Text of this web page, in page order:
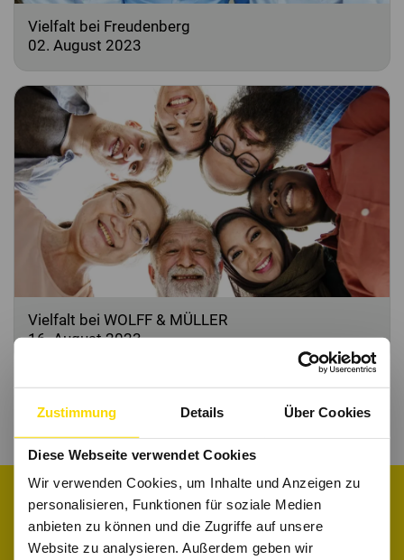
Zustimmung Details Über Cookies
Diese Webseite verwendet Cookies
Wir verwenden Cookies, um Inhalte und Anzeigen zu
personalisieren, Funktionen für soziale Medien
anbieten zu können und die Zugriffe auf unsere
Website zu analysieren. Außerdem geben wir
Vielfalt bei Freudenberg
02. August 2023
Vielfalt bei WOLFF & MÜLLER
16. August 2023
Zum Firmenprofil
Interesse an Familienunternehmen
gewonnen?